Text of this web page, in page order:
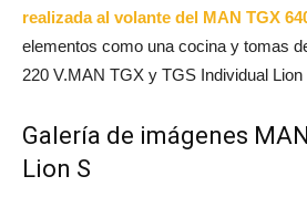
realizada al volante del MAN TGX
elementos como una cocina y tomas
220 V.MAN TGX y TGS Individual Lion
Galería de imágenes
Lion S